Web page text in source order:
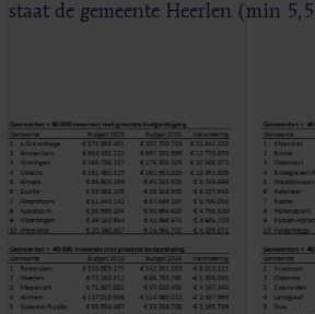
staat de gemeente Heerlen (min